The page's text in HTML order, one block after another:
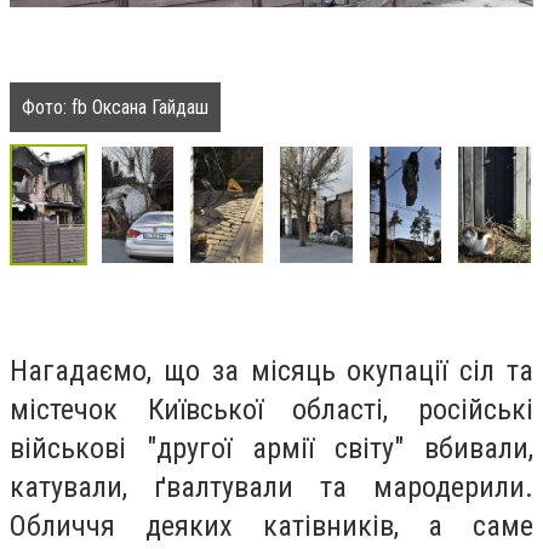
Фото: fb Оксана Гайдаш
Нагадаємо, що за місяць окупації сіл та
містечок Київської області, російські
військові "другої армії світу" вбивали,
катували, ґвалтували та мародерили.
Обличчя деяких катівників, а саме